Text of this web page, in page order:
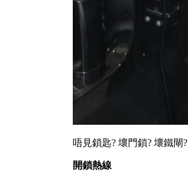
唔見鎖匙? 壞門鎖? 壞鐵閘?
開鎖熱線